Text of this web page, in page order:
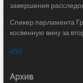
завершения
Спикер парламента
косвенную вину за
RSS
Архив